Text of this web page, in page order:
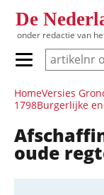
De
onder redactie van
Primair menu
HomeVersies
1798Burgerlijke
oude